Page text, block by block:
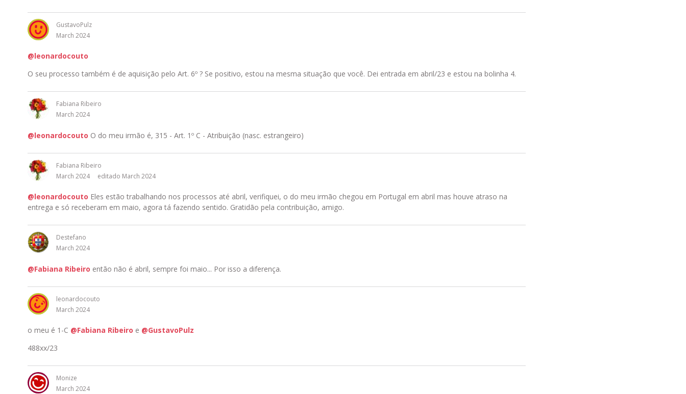
GustavoPulz
March 2024
@leonardocouto
O seu processo também é de aquisição pelo Art. 6º ? Se positivo, estou na mesma situação que você. Dei entrada em abril/23 e estou na bolinha 4.
Fabiana Ribeiro
March 2024
@leonardocouto O do meu irmão é, 315 - Art. 1º C - Atribuição (nasc. estrangeiro)
Fabiana Ribeiro
March 2024
editado March 2024
@leonardocouto Eles estão trabalhando nos processos até abril, verifiquei, o do meu irmão chegou em Portugal em abril mas houve atraso na
entrega e só receberam em maio, agora tá fazendo sentido. Gratidão pela contribuição, amigo.
Destefano
March 2024
@Fabiana Ribeiro então não é abril, sempre foi maio... Por isso a diferença.
leonardocouto
March 2024
o meu é 1-C @Fabiana Ribeiro e @GustavoPulz
488xx/23
Monize
March 2024